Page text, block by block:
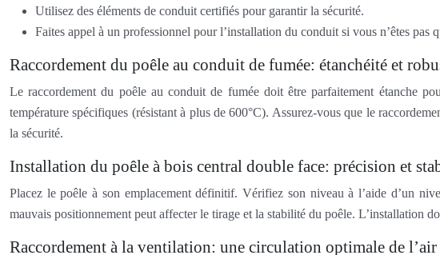
Utilisez des éléments de conduit certifiés pour garantir la sécurité.
Faites appel à un professionnel pour l’installation du conduit si vous n’êtes pas
Raccordement du poêle au conduit de fumée: étanchéité et
Le raccordement du poêle au conduit de fumée doit être parfaitement étanche
température spécifiques (résistant à plus de 600°C). Assurez-vous que le
la sécurité.
Installation du poêle à bois central double face: précision et
Placez le poêle à son emplacement définitif. Vérifiez son niveau à l’aide d’un
mauvais positionnement peut affecter le tirage et la stabilité du poêle. L’installation
Raccordement à la ventilation: une circulation optimale de l’air